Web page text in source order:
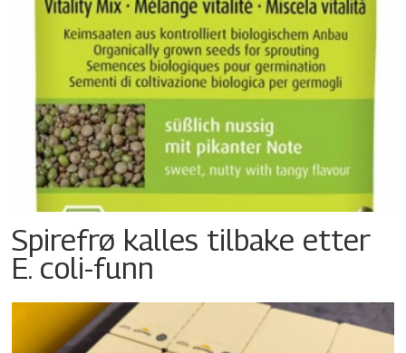
Spirefrø kalles tilbake etter
E. coli-funn